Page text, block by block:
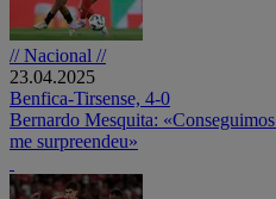
// Nacional //
23.04.2025
Benfica-Tirsense, 4-0
Bernardo Mesquita:
me surpreendeu»